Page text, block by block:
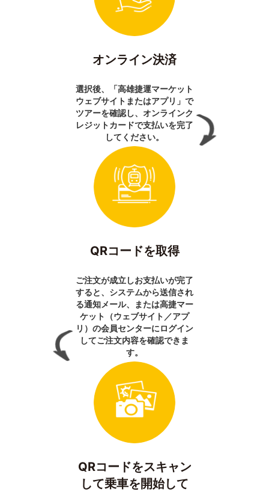
オンライン決済
選択後、「高雄捷運マーケット
ウェブサイトまたはアプリ」で
ツアーを確認し、オンラインク
レジットカードで支払いを完了
してください。
QRコードを取得
ご注文が成立しお支払いが完了
すると、システムから送信され
る通知メール、または高捷マー
ケット（ウェブサイト／アプ
リ）の会員センターにログイン
してご注文内容を確認できま
す。
QRコードをスキャン
して乗車を開始して